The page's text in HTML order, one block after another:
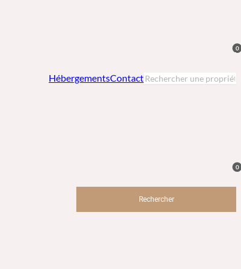
0
HébergementsContact
0
Rechercher